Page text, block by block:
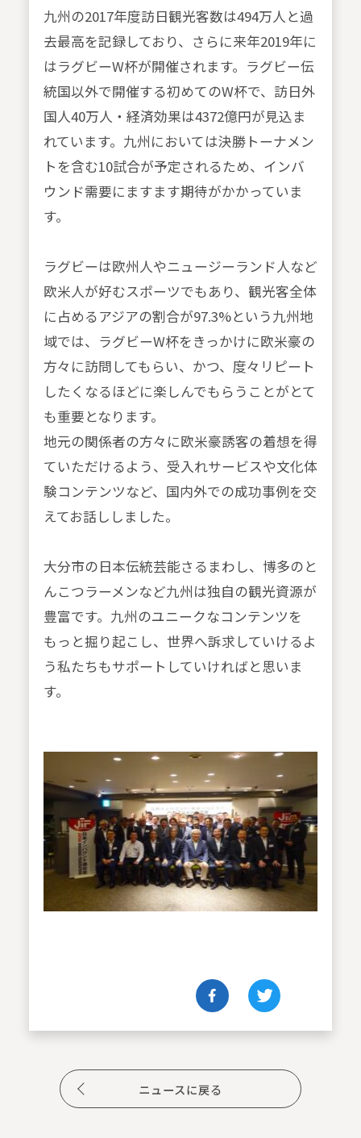
九州の2017年度訪日観光客数は494万人と過
去最高を記録しており、さらに来年2019年に
はラグビーW杯が開催されます。ラグビー伝
統国以外で開催する初めてのW杯で、訪日外
国人40万人・経済効果は4372億円が見込ま
れています。九州においては決勝トーナメン
トを含む10試合が予定されるため、インバ
ウンド需要にますます期待がかかっていま
す。
ラグビーは欧州人やニュージーランド人など
欧米人が好むスポーツでもあり、観光客全体
に占めるアジアの割合が97.3%という九州地
域では、ラグビーW杯をきっかけに欧米豪の
方々に訪問してもらい、かつ、度々リピート
したくなるほどに楽しんでもらうことがとて
も重要となります。
地元の関係者の方々に欧米豪誘客の着想を得
ていただけるよう、受入れサービスや文化体
験コンテンツなど、国内外での成功事例を交
えてお話ししました。
大分市の日本伝統芸能さるまわし、博多のと
んこつラーメンなど九州は独自の観光資源が
豊富です。九州のユニークなコンテンツを
もっと掘り起こし、世界へ訴求していけるよ
う私たちもサポートしていければと思いま
す。
ニュースに戻る